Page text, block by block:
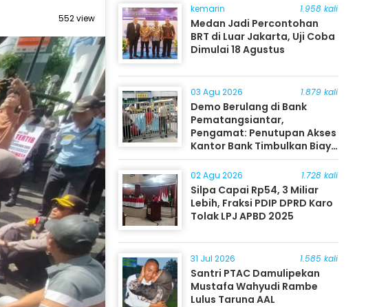
552 view
kemarin 1.958 kali
Medan Jadi Percontohan
BRT di Luar Jakarta, Uji Coba
Dimulai 18 Agustus
03 Agu 2026 1.879 kali
Demo Berulang di Bank
Pematangsiantar,
Pengamat: Penutupan Akses
Kantor Bank Timbulkan Biaya
Ekonomi bagi Masyarakat
02 Agu 2026 1.728 kali
Silpa Capai Rp54, 3 Miliar
Lebih, Fraksi PDIP DPRD Karo
Tolak LPJ APBD 2025
31 Jul 2026 1.585 kali
Santri PTAC Damulipekan
Mustafa Wahyudi Rambe
Lulus Taruna AAL